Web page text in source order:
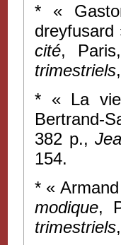
* «
cité,
trimestriels
* « La
Bertrand-
382 p.,
154.
* «
modique,
trimestriels